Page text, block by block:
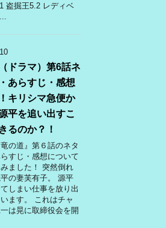
盗掘王5.2 レディベ
ドラマ）第6話ネ
あらすじ・感想
キリシマ急便か
平を追い出すこ
るのか？！
竜の道』第６話のネタ
すじ・感想について
ました！ 突然倒れ
の妻芙有子。 源平
しまい仕事を放り出
ます。 これはチャ
は晃に取締役会を開